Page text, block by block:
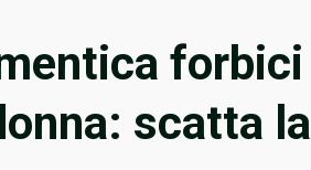
forbici
scatta la